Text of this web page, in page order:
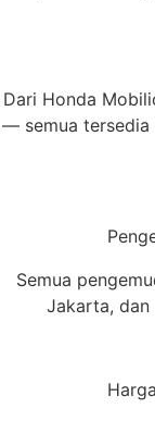
Dari Honda
— semua tersedia
Semua
Jakarta, dan